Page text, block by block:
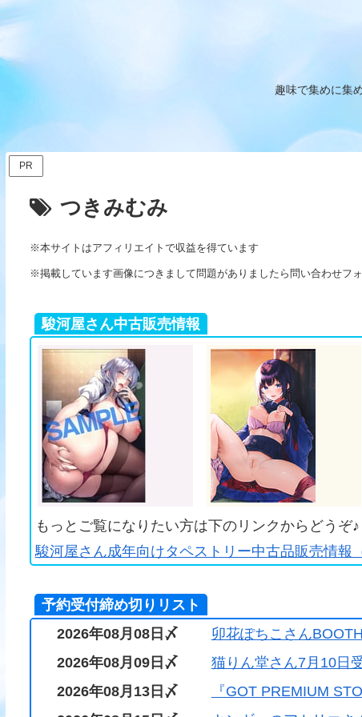
趣味で集めに集
PR
つきみむみ
※本サイトはアフィリエイトで収益を得ています
※掲載しています画像につきまして問題がありましたら問い合わせフ
駿河屋さん中古販売情報
もっとご覧になりたい方は下のリンクからどうぞ♪
駿河屋さん成年向けタペストリー中古品販売情報
予約受付締め切りリスト
2026年08月08日〆
卯花ぽちこさんBOOTH
2026年08月09日〆
猫りん堂さん7月10日
2026年08月13日〆
『GOT PREMIUM